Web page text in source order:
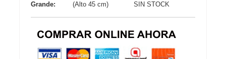
Grande: (Alto 45 cm) SIN STOCK